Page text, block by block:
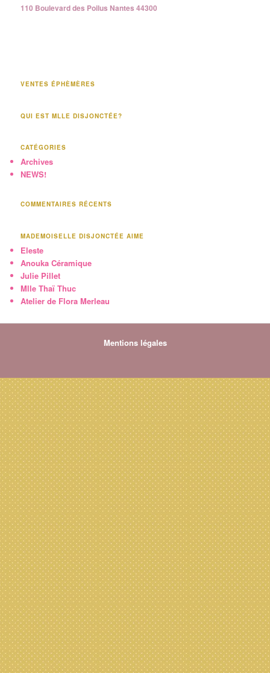
110 Boulevard des Poilus Nantes 44300
VENTES ÉPHÈMÈRES
QUI EST MLLE DISJONCTÉE?
CATÉGORIES
Archives
NEWS!
COMMENTAIRES RÉCENTS
MADEMOISELLE DISJONCTÉE AIME
Eleste
Anouka Céramique
Julie Pillet
Mlle Thaï Thuc
Atelier de Flora Merleau
Mentions légales